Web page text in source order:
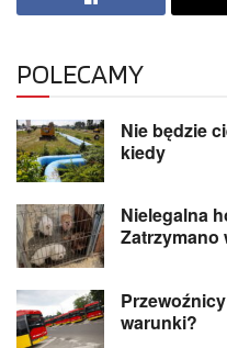
POLECAMY
Nie będzie
kiedy
Nielegalna
Zatrzymano
warunki?